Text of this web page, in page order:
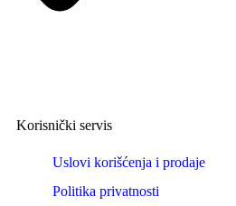
Korisnički servis
Uslovi korišćenja i prodaje
Politika privatnosti